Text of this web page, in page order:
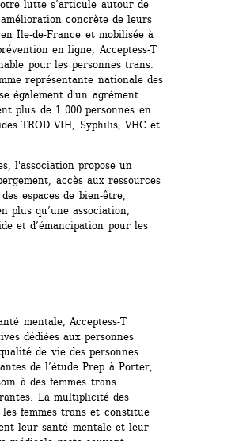
lutte s’articule autour de
concrète de leurs
Île-de-France et mobilisée à
en ligne, Acceptess-T
pour les personnes trans.
représentante nationale des
également d'un agrément
plus de 1 000 personnes en
TROD VIH, Syphilis, VHC et
l'association propose un
accès aux ressources
espaces de bien-être,
plus qu’une association,
et d’émancipation pour les
mentale, Acceptess-T
dédiées aux personnes
de vie des personnes
de l’étude Prep à Porter,
à des femmes trans
La multiplicité des
femmes trans et constitue
leur santé mentale et leur